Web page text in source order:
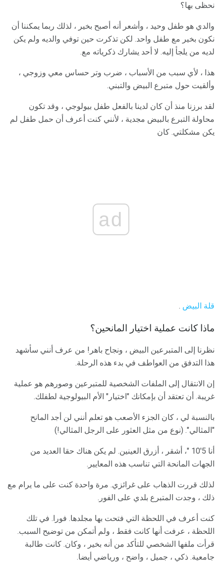
نحظى بها؟
والدي هو طفل وحيد ، وأشعر أنه أصبح بخير ، لذلك ربما يمكننا أن
نكون بخير مع طفل واحد. لكن تذكرت حين توفي والديه ولم يكن
لديه من يلجأ إليه. لا أحد يشارك ذكرياته مع.
هذا ، لأي سبب من الأسباب ، ضرب وتر حساس معي وزوجي ،
وألقيت حول متبرع البيض والتبني.
لقد برزنا منذ أن كان لدينا بالفعل طفل بيولوجي ، وقد تكون
محاولة التبرع بالبيض مجدية ، لأنني كنت أعرف أن حمل طفل لم
يكن مشكلتي. كان
ad
قلة البيض .
ماذا كانت عملية اختيار المانحين؟
نظرنا إلى المتبرعين البيض ، ونجاح باهر! من عرف أنني سأشهد
هذا التدفق من العواطف في بدء هذه الرحلة.
إن الانتقال إلى الملفات الشخصية للمتبرعين وصورهم هو عملية
غريبة. أن تعتقد أن بإمكانك "اختيار" الأم البيولوجية لطفلك.
بالنسبة لي ، كان الجزء الأصعب هو تعلم أنني لن أجد المانح
"المثالي". (نوع من مثل العثور على الرجل المثالي!)
أنا 5'10 "، أشقر ، أزرق العينين. لم يكن هناك حقا العديد من
الجهات المانحة التي تناسب هذه المعايير.
لذلك قررت الذهاب على غرائزي. مرة واحدة كنت على ما يرام مع
ذلك ، وجدت المتبرع بلدي على الفور.
كنت أعرف في اللحظة التي فتحت بها مجلدها. فورا. في تلك
اللحظة ، عرفت أنها كانت فقط ، ولم أتمكن من توضيح السبب.
قرأت ملفها الشخصي للتأكد من أنه بخير ، وكان. كانت طالبة
جامعية. ذكي ، جميل ، واضح ، ورياضي أيضا.